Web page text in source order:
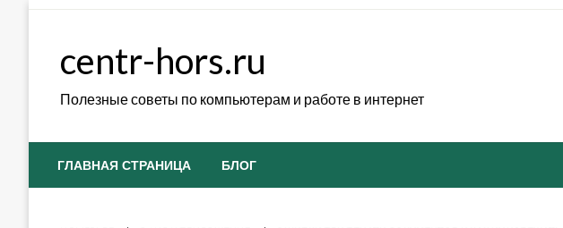
centr-hors.ru
Полезные советы по компьютерам и работе в интернет
ГЛАВНАЯ СТРАНИЦА БЛОГ